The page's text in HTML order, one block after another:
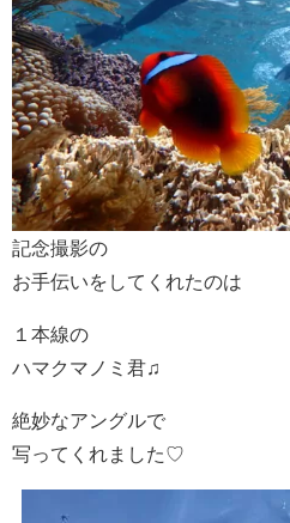
記念撮影の
お手伝いをしてくれたのは
１本線の
ハマクマノミ君♫
絶妙なアングルで
写ってくれました♡